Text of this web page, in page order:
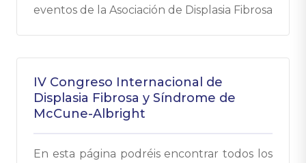
eventos de la Asociación de Displasia Fibrosa
IV Congreso Internacional de
Displasia Fibrosa y Síndrome de
McCune-Albright
En esta página podréis encontrar todos los